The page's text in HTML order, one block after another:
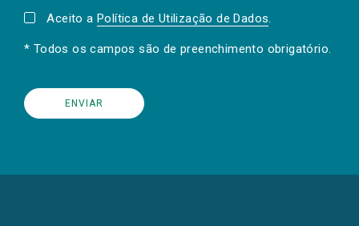
Aceito a Política de Utilização de Dados.
* Todos os campos são de preenchimento obrigatório.